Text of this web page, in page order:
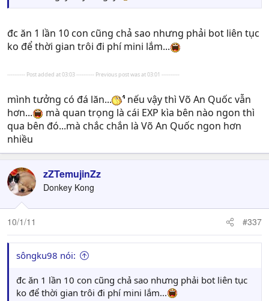
đc ăn 1 lần 10 con cũng chả sao nhưng phải bot liên tục
ko để thời gian trôi đi phí mini lắm...
---------- Post added at 03:03 ---------- Previous post was at 03:01 ----------
mình tưởng có đá lăn...
nếu vậy thì Võ An Quốc vẫn
hơn...
mà quan trọng là cái EXP kìa bên nào ngon thì
qua bên đó...mà chắc chắn là Võ An Quốc ngon hơn
nhiều
zZTemujinZz
Donkey Kong
10/1/11 #337
sôngku98 nói:
đc ăn 1 lần 10 con cũng chả sao nhưng phải bot liên tục
ko để thời gian trôi đi phí mini lắm...